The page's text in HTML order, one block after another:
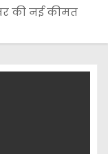
की नई कीमत